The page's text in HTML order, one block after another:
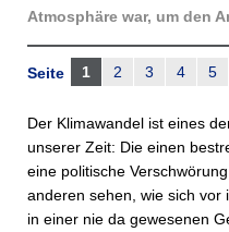
Atmosphäre war, um den
Seite 1 2 3 4 5
Der Klimawandel ist eines
unserer Zeit: Die einen
eine politische
anderen sehen, wie sich vor
in einer nie da gewesenen